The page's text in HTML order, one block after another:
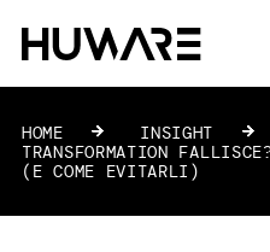
HOME » INSIGHT »
TRANSFORMATION
(E COME EVITARLI)